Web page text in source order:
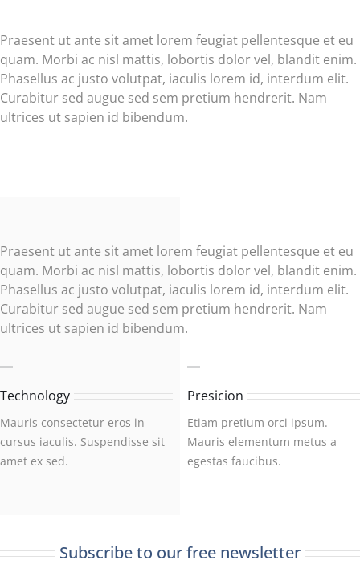
Praesent ut ante sit amet lorem feugiat pellentesque et eu
quam. Morbi ac nisl mattis, lobortis dolor vel, blandit enim.
Phasellus ac justo volutpat, iaculis lorem id, interdum elit.
Curabitur sed augue sed sem pretium hendrerit. Nam
ultrices ut sapien id bibendum.
Praesent ut ante sit amet lorem feugiat pellentesque et eu
quam. Morbi ac nisl mattis, lobortis dolor vel, blandit enim.
Phasellus ac justo volutpat, iaculis lorem id, interdum elit.
Curabitur sed augue sed sem pretium hendrerit. Nam
ultrices ut sapien id bibendum.
Technology
Mauris consectetur eros in
cursus iaculis. Suspendisse sit
amet ex sed.
Presicion
Etiam pretium orci ipsum.
Mauris elementum metus a
egestas faucibus.
Subscribe to our free newsletter